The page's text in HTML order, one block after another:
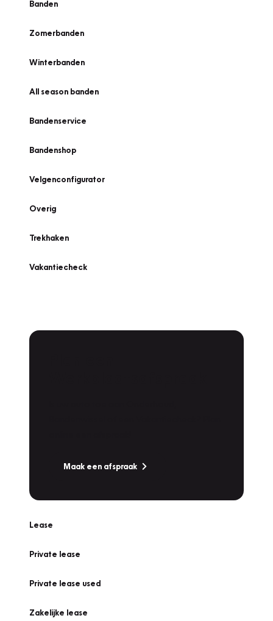
Banden
Zomerbanden
Winterbanden
All season banden
Bandenservice
Bandenshop
Velgenconfigurator
Overig
Trekhaken
Vakantiecheck
Maak een afspraak
Lease
Private lease
Private lease used
Zakelijke lease